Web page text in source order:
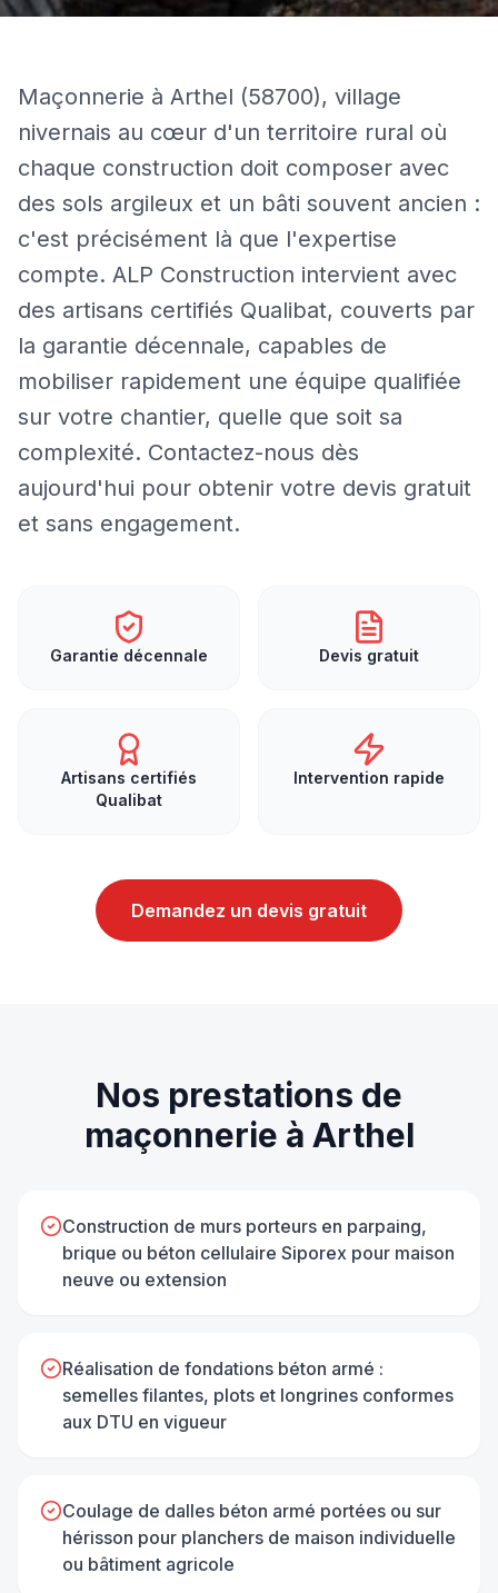
Maçonnerie à Arthel (58700), village
nivernais au cœur d'un territoire rural où
chaque construction doit composer avec
des sols argileux et un bâti souvent ancien :
c'est précisément là que l'expertise
compte. ALP Construction intervient avec
des artisans certifiés Qualibat, couverts par
la garantie décennale, capables de
mobiliser rapidement une équipe qualifiée
sur votre chantier, quelle que soit sa
complexité. Contactez-nous dès
aujourd'hui pour obtenir votre devis gratuit
et sans engagement.
Garantie décennale Devis gratuit
Artisans certifiés
Qualibat
Intervention rapide
Demandez un devis gratuit
Nos prestations de
maçonnerie à Arthel
Construction de murs porteurs en parpaing,
brique ou béton cellulaire Siporex pour maison
neuve ou extension
Réalisation de fondations béton armé :
semelles filantes, plots et longrines conformes
aux DTU en vigueur
Coulage de dalles béton armé portées ou sur
hérisson pour planchers de maison individuelle
ou bâtiment agricole